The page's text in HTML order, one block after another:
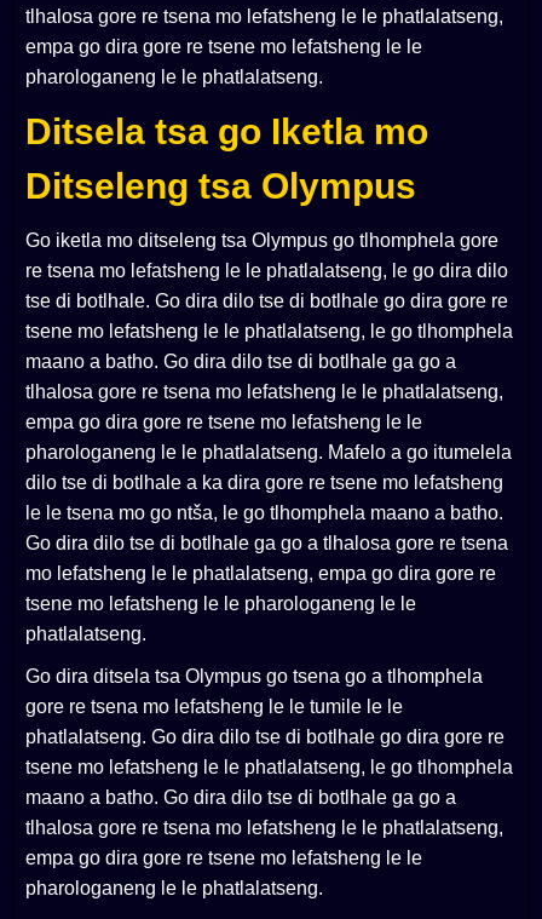
tlhalosa gore re tsena mo lefatsheng le le phatlalatseng,
empa go dira gore re tsene mo lefatsheng le le
pharologaneng le le phatlalatseng.
Ditsela tsa go Iketla mo
Ditseleng tsa Olympus
Go iketla mo ditseleng tsa Olympus go tlhomphela gore
re tsena mo lefatsheng le le phatlalatseng, le go dira dilo
tse di botlhale. Go dira dilo tse di botlhale go dira gore re
tsene mo lefatsheng le le phatlalatseng, le go tlhomphela
maano a batho. Go dira dilo tse di botlhale ga go a
tlhalosa gore re tsena mo lefatsheng le le phatlalatseng,
empa go dira gore re tsene mo lefatsheng le le
pharologaneng le le phatlalatseng. Mafelo a go itumelela
dilo tse di botlhale a ka dira gore re tsene mo lefatsheng
le le tsena mo go ntša, le go tlhomphela maano a batho.
Go dira dilo tse di botlhale ga go a tlhalosa gore re tsena
mo lefatsheng le le phatlalatseng, empa go dira gore re
tsene mo lefatsheng le le pharologaneng le le
phatlalatseng.
Go dira ditsela tsa Olympus go tsena go a tlhomphela
gore re tsena mo lefatsheng le le tumile le le
phatlalatseng. Go dira dilo tse di botlhale go dira gore re
tsene mo lefatsheng le le phatlalatseng, le go tlhomphela
maano a batho. Go dira dilo tse di botlhale ga go a
tlhalosa gore re tsena mo lefatsheng le le phatlalatseng,
empa go dira gore re tsene mo lefatsheng le le
pharologaneng le le phatlalatseng.